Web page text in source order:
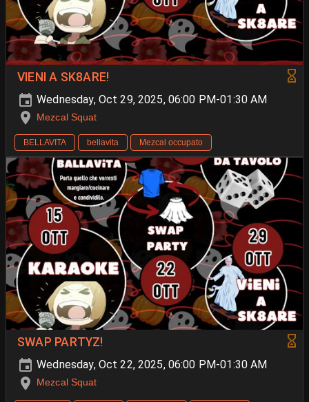
VIENI A SK8ARE!
Wednesday, Oct 29, 2025, 06:00 PM-01:30 AM
Mezcal Squat
BELLAVITA bellavita Mezcal occupato
SWAP PARTYZ!
Wednesday, Oct 22, 2025, 06:00 PM-01:30 AM
Mezcal Squat